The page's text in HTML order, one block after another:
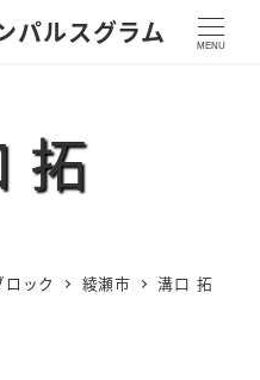
パルスグラム MENU
拓
ック 綾瀬市 溝口 拓